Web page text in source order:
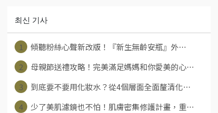
최신 기사
1
傾聽粉絲心聲新改版！『新生無齡安瓶』外⋯
2
母親節送禮攻略！完美滿足媽媽和你愛美的心⋯
3
到底要不要用化妝水？從4個層面全面釐清化⋯
4
少了美肌濾鏡也不怕！肌膚密集修護計畫，重⋯